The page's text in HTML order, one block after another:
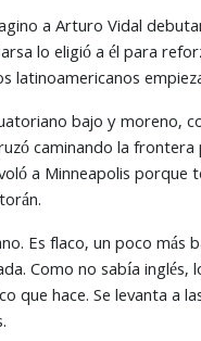
a Arturo Vidal
lo eligió a él para
latinoamericanos
bajo y moreno,
caminando la
a Minneapolis
Es flaco, un poco
Como no sabía
que hace. Se levanta a